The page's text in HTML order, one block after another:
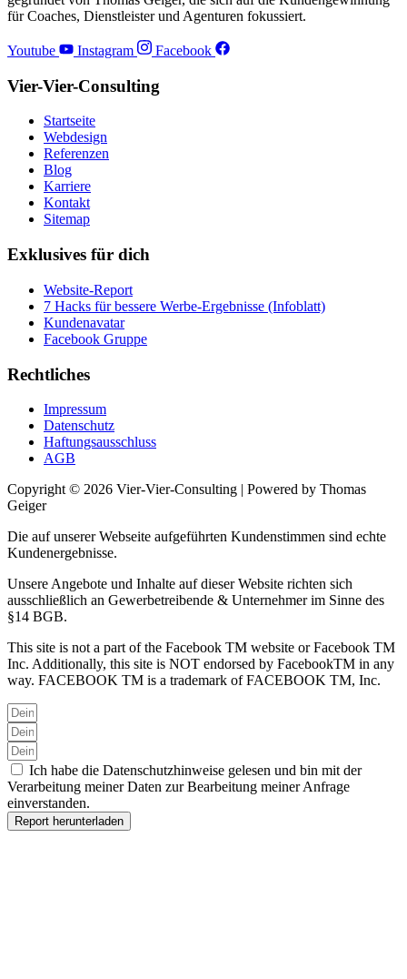
für Coaches, Dienstleister und Agenturen fokussiert.
Youtube Instagram Facebook
Vier-Vier-Consulting
Startseite
Webdesign
Referenzen
Blog
Karriere
Kontakt
Sitemap
Exklusives für dich
Website-Report
7 Hacks für bessere Werbe-Ergebnisse (Infoblatt)
Kundenavatar
Facebook Gruppe
Rechtliches
Impressum
Datenschutz
Haftungsausschluss
AGB
Copyright © 2026 Vier-Vier-Consulting | Powered by Thomas
Geiger
Die auf unserer Webseite aufgeführten Kundenstimmen sind echte
Kundenergebnisse.
Unsere Angebote und Inhalte auf dieser Website richten sich
ausschließlich an Gewerbetreibende & Unternehmer im Sinne des
§14 BGB.
This site is not a part of the Facebook TM website or Facebook TM
Inc. Additionally, this site is NOT endorsed by FacebookTM in any
way. FACEBOOK TM is a trademark of FACEBOOK TM, Inc.
Ich habe die Datenschutzhinweise gelesen und bin mit der
Verarbeitung meiner Daten zur Bearbeitung meiner Anfrage
einverstanden.
Report herunterladen